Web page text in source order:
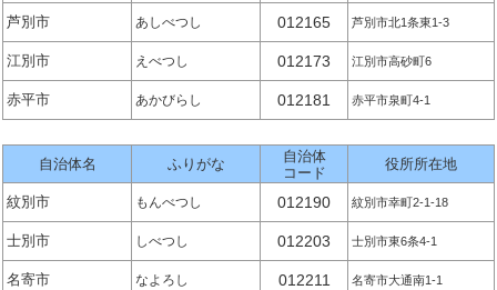
芦別市 あしべつし 012165 芦別市北1条東1-3
江別市 えべつし 012173 江別市高砂町6
赤平市 あかびらし 012181 赤平市泉町4-1
自治体名 ふりがな
自治体
コード
役所所在地
紋別市 もんべつし 012190 紋別市幸町2-1-18
士別市 しべつし 012203 士別市東6条4-1
名寄市 なよろし 012211 名寄市大通南1-1